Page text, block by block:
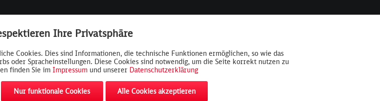
Inaktiv
Ihre Privatsphäre
Cookies. Dies sind Informationen, die technische Funktionen ermöglichen, so wie das
oder Spracheinstellungen. Diese Cookies sind notwendig, um die Seite korrekt nutzen zu
finden Sie im Impressumund unserer Datenschutzerklärung
Nur funktionale Cookies Alle Cookies akzeptieren